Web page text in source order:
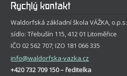
Rychlý kontakt
Waldorfská základní škola VÁŽKA, o.p.s.
sídlo: Třebušín 115, 412 01 Litoměřice
IČO 02 562 707; IZO 181 066 335
info@waldorfska-vazka.cz
+420 732 709 150 – ředitelka